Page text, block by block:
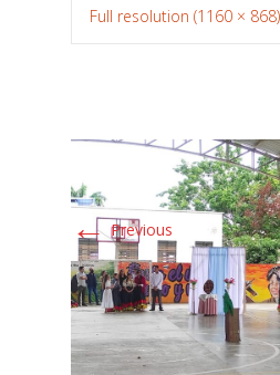
Full resolution (1160 × 868)
← Previous